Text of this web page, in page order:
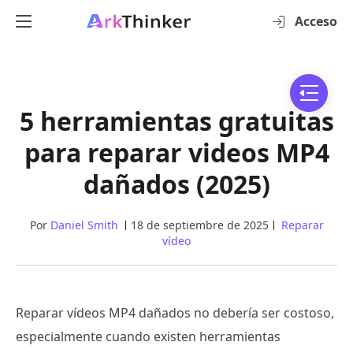
Acceso
5 herramientas gratuitas
para reparar videos MP4
dañados (2025)
Por Daniel Smith 18 de septiembre de 2025
Reparar
vídeo
Reparar vídeos MP4 dañados no debería ser costoso,
especialmente cuando existen herramientas